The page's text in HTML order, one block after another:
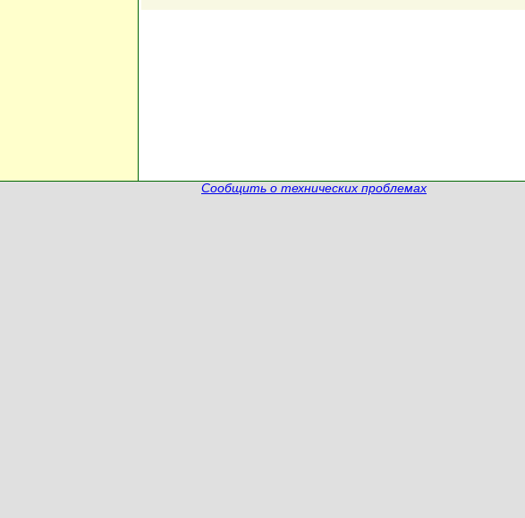
Сообщить о технических проблемах